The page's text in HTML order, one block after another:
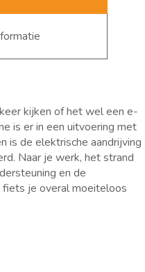
kijken of het wel een e-
is er in een uitvoering met
is de elektrische aandrijving
Naar je werk, het strand
en de
je overal moeiteloos